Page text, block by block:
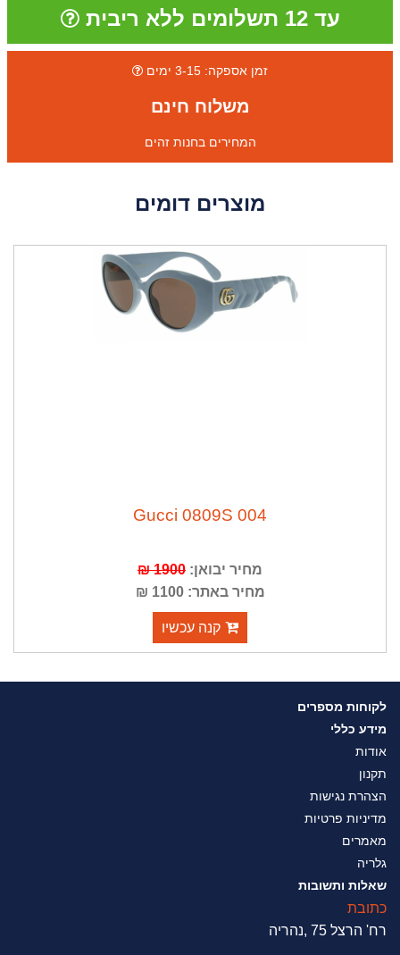
עד 12 תשלומים ללא ריבית
זמן אספקה: 3-15 ימים
משלוח חינם
המחירים בחנות זהים
מוצרים דומים
Gucci 0809S 004
מחיר יבואן:1900 ₪
מחיר באתר: 1100 ₪
קנה עכשיו
לקוחות מספרים
מידע כללי
אודות
תקנון
הצהרת נגישות
מדיניות פרטיות
מאמרים
גלריה
שאלות ותשובות
כתובת
רח' הרצל 75 ,נהריה